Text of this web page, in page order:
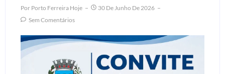
Por Porto Ferreira Hoje
30 De Junho De 2026
Sem Comentários